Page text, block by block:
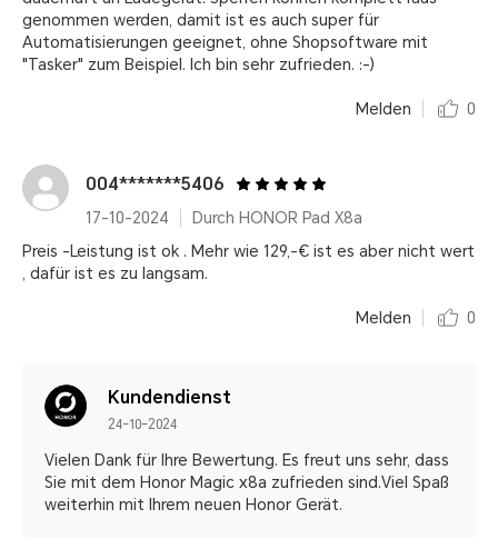
genommen werden, damit ist es auch super für
Automatisierungen geeignet, ohne Shopsoftware mit
"Tasker" zum Beispiel. Ich bin sehr zufrieden. :-)
Melden 0
004*******5406
17-10-2024
Durch HONOR Pad X8a
Preis -Leistung ist ok . Mehr wie 129,-€ ist es aber nicht wert
, dafür ist es zu langsam.
Melden 0
Kundendienst
24-10-2024
Vielen Dank für Ihre Bewertung. Es freut uns sehr, dass
Sie mit dem Honor Magic x8a zufrieden sind.Viel Spaß
weiterhin mit Ihrem neuen Honor Gerät.